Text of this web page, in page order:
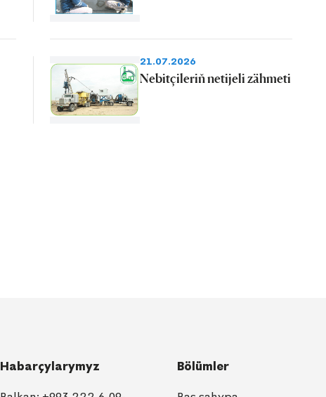
21.07.2026
Nebitçileriň netijeli zähmeti
Habarçylarymyz Bölümler